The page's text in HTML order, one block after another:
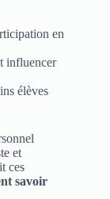
en
influencer
élèves
et
ces
savoir